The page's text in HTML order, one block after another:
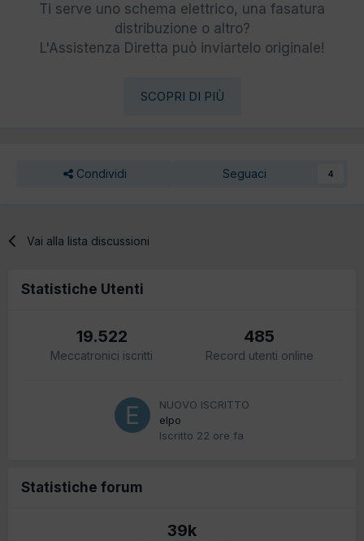
Ti serve uno schema elettrico, una fasatura
distribuzione o altro?
L'Assistenza Diretta può inviartelo originale!
SCOPRI DI PIÙ
Condividi Seguaci 4
Vai alla lista discussioni
Statistiche Utenti
19.522
Meccatronici iscritti
485
Record utenti online
NUOVO ISCRITTO
elpo
Iscritto 22 ore fa
Statistiche forum
39k